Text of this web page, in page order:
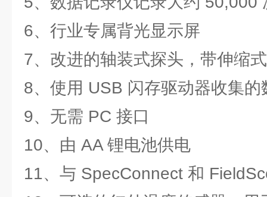
6、行业专属背光显示屏
7、改进的轴装式探头，带伸缩
8、使用 USB 闪存驱动器收集的
9、无需 PC 接口
10、由 AA 锂电池供电
11、与 SpecConnect 和